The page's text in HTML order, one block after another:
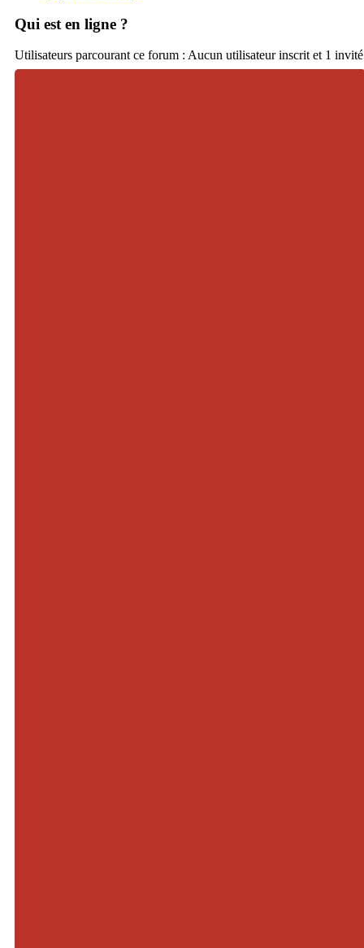
Qui est en ligne ?
Utilisateurs parcourant ce forum : Aucun utilisateur inscrit et 1 invité